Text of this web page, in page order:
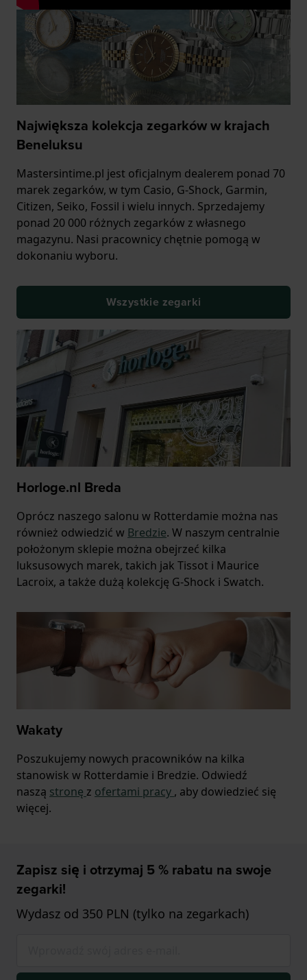
Największa kolekcja zegarków w krajach
Beneluksu
Mastersintime.pl jest oficjalnym dealerem ponad 70
marek zegarków, w tym Casio, G-Shock, Garmin,
Citizen, Seiko, Fossil i wielu innych. Sprzedajemy
ponad 20 000 różnych zegarków z własnego
magazynu. Nasi pracownicy chętnie pomogą w
dokonaniu wyboru.
Wszystkie zegarki
Horloge.nl Breda
Oprócz naszego salonu w Rotterdamie można nas
również odwiedzić w Bredzie. W naszym centralnie
położonym sklepie można obejrzeć kilka
luksusowych marek, takich jak Tissot i Maurice
Lacroix, a także dużą kolekcję G-Shock i Swatch.
Wakaty
Poszukujemy nowych pracowników na kilka
stanowisk w Rotterdamie i Bredzie. Odwiedź
naszą stronę z ofertami pracy , aby dowiedzieć się
więcej.
Zapisz się i otrzymaj 5 % rabatu na swoje
zegarki!
Wydasz od 350 PLN (tylko na zegarkach)